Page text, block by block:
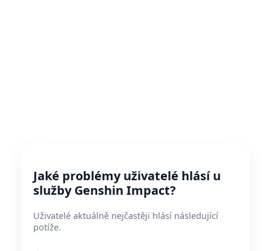
Jaké problémy uživatelé hlásí u
služby Genshin Impact?
Uživatelé aktuálně nejčastěji hlásí následující
potíže.